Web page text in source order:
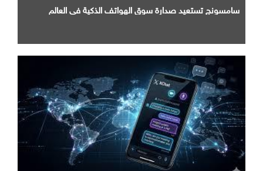
سامسونج تستعيد صدارة سوق الهواتف الذكية في العالم